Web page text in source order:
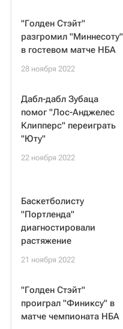
"Голден Стэйт"
разгромил "Миннесоту"
в гостевом матче НБА
28 ноября 2022
Дабл-дабл Зубаца
помог "Лос-Анджелес
Клипперс" переиграть
"Юту"
22 ноября 2022
Баскетболисту
"Портленда"
диагностировали
растяжение
21 ноября 2022
"Голден Стэйт"
проиграл "Финиксу" в
матче чемпионата НБА